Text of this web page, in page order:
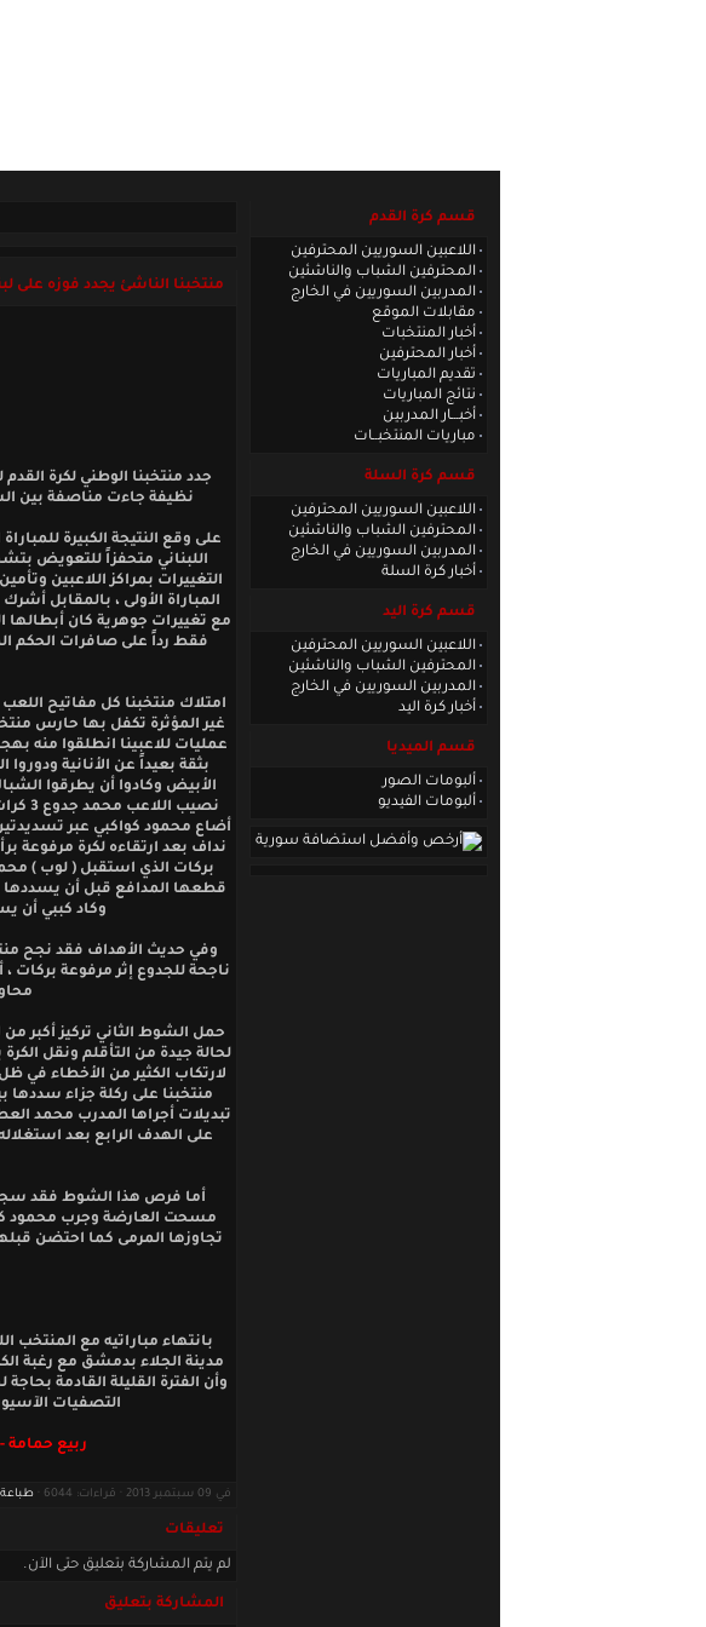
قسم كرة القدم
اللاعبين السوريين المحترفين
المحترفين الشباب والناشئين
المدربين السوريين في الخارج
مقابلات الموقع
أخبار المنتخبات
أخبار المحترفين
تقديم المباريات
نتائج المباريات
أخبـــار المدربين
مباريات المنتخبــات
قسم كرة السلة
اللاعبين السوريين المحترفين
المحترفين الشباب والناشئين
المدربين السوريين في الخارج
أخبار كرة السلة
قسم كرة اليد
اللاعبين السوريين المحترفين
المحترفين الشباب والناشئين
المدربين السوريين في الخارج
أخبار كرة اليد
قسم الميديا
ألبومات الصور
ألبومات الفيديو
منتخبنا الناشئ يجدد فوزه على
جدد منتخبنا الوطني لكرة
نظيفة جاءت مناصفة بين
اللبناني متحفزاً للتعويض
التغييرات بمراكز اللاعبين
المباراة الأولى ، بالمقابل
مع تغييرات جوهرية كان أبطالها
فقط رداً على صافرات الحكم
امتلاك منتخبنا كل مفاتيح
غير المؤثرة تكفل بها حارس
عمليات للاعبينا انطلقوا منه
بثقة بعيداً عن الأنانية
الأبيض وكادوا أن يطرقوا
أضاع محمود كواكبي عبر
نداف بعد ارتقاءه لكرة مرفوعة
بركات الذي استقبل ( لوب )
قطعها المدافع قبل أن يسددها
وكاد كببي أن
ناجحة للجدوع إثر مرفوعة بركات
حمل الشوط الثاني تركيز أكبر
لحالة جيدة من التأقلم ونقل
لارتكاب الكثير من الأخطاء في
منتخبنا على ركلة جزاء
تبديلات أجراها المدرب محمد
على الهدف الرابع بعد
مسحت العارضة وجرب محمود
تجاوزها المرمى كما احتضن
بانتهاء مباراتيه مع المنتخب
مدينة الجلاء بدمشق مع رغبة
وأن الفترة القليلة القادمة
التصفيات الآسيوية
ربيع حمامة
في 09 سبتمبر 2013 · قراءات: 6044 · طباعة
تعليقات
لم يتم المشاركة بتعليق حتى الآن.
المشاركة بتعليق